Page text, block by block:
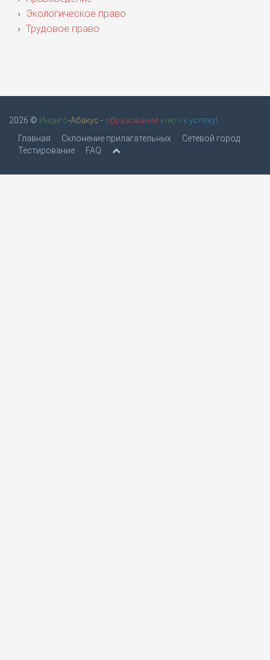
Экологическое право
Трудовое право
2026 © Индиго-Абакус - образование ключ к успеху!
Главная
Склонение прилагательных
Сетевой город
Тестирование
FAQ